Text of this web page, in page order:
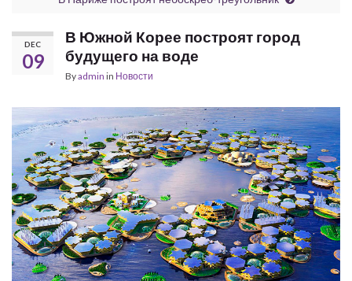
DEC
09
В Южной Корее построят город
будущего на воде
Byadmin in Новости